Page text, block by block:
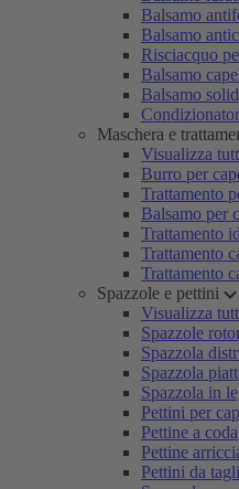
Balsamo
Balsamo
Risciacquo
Balsamo
Balsamo
Maschera e
Visualizza
Burro per
Trattamento
Balsamo per
Trattamento
Trattamento
Trattamento
Spazzole e pettini
Visualizza
Spazzole
Spazzola
Spazzola
Spazzola in
Pettini per
Pettine a coda
Pettine
Pettini da